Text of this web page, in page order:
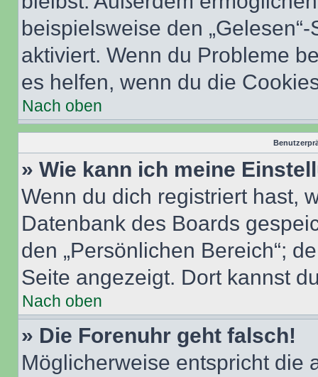
beispielsweise den
aktiviert. Wenn du Probleme
es helfen, wenn du die
Nach oben
» Wie kann ich meine
Wenn du dich registriert hast,
Datenbank des Boards
den „Persönlichen Bereich“;
Seite angezeigt. Dort kannst
Nach oben
» Die Forenuhr geht falsch!
Möglicherweise entspricht die